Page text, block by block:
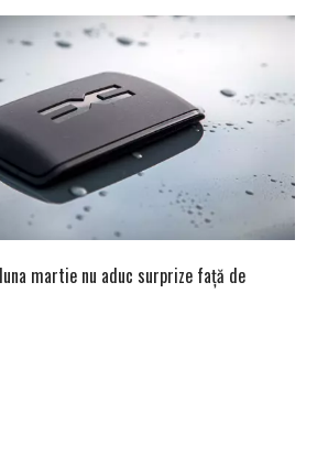
martie nu aduc surprize față de